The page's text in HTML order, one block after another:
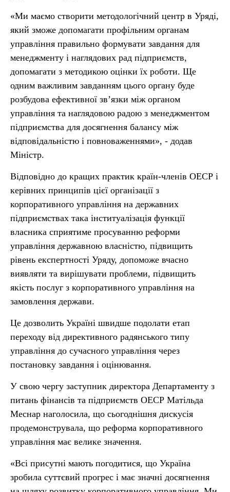
«Ми маємо створити методологічний центр в Уряді,
який зможе допомагати профільним органам
управління правильно формувати завдання для
менеджменту і наглядових рад підприємств,
допомагати з методикою оцінки їх роботи. Ще
одним важливим завданням цього органу буде
розбудова ефективної зв’язки між органом
управління та наглядовою радою з менеджментом
підприємства для досягнення балансу між
відповідальністю і повноваженнями», - додав
Міністр.
Відповідно до кращих практик країн-членів ОЕСР і
керівних принципів цієї організації з
корпоративного управління на державних
підприємствах така інституалізація функції
власника сприятиме просуванню реформи
управління державною власністю, підвищить
рівень експертності Уряду, допоможе вчасно
виявляти та вирішувати проблеми, підвищить
якість послуг з корпоративного управління на
замовлення держави.
Це дозволить Україні швидше подолати етап
переходу від директивного радянського типу
управління до сучасного управління через
постановку завдання і оцінювання.
У свою чергу заступник директора Департаменту з
питань фінансів та підприємств ОЕСР Матільда
Меснар наголосила, що сьогоднішня дискусія
продемонструвала, що реформа корпоративного
управління має велике значення.
«Всі присутні мають погодитися, що Україна
зробила суттєвий прогрес і має значні досягнення